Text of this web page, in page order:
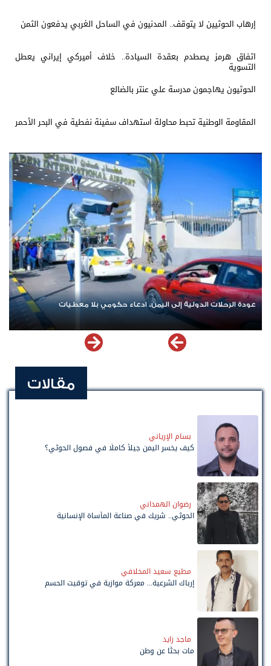
إرهاب الحوثيين لا يتوقف.. المدنيون في الساحل الغربي يدفعون الثمن
اتفاق هرمز يصطدم بعقدة السيادة.. خلاف أميركي إيراني يعطل
التسوية
الحوثيون يهاجمون مدرسة علي عنتر بالضالع
المقاومة الوطنية تحبط محاولة استهداف سفينة نفطية في البحر الأحمر
عودة الرحلات الدولية إلى اليمن.. ادعاء حكومي بلا معطيات
مقالات
بسام الإرياني
كيف يخسر اليمن جيلاً كاملًا في فصول الحوثي؟
رضوان الهمداني
الحوثي.. شريك في صناعة المأساة الإنسانية
مطيع سعيد المخلافي
إرباك الشرعية... معركة موازية في توقيت الحسم
ماجد زايد
مات بحثًا عن وطن